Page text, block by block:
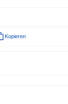
Kopieren